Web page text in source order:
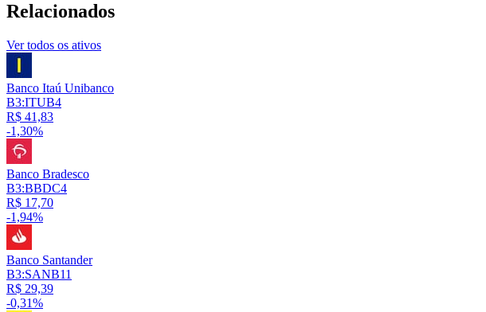
Relacionados
Ver todos os ativos
Banco Itaú Unibanco
B3:ITUB4
R$ 41,83
-1,30%
Banco Bradesco
B3:BBDC4
R$ 17,70
-1,94%
Banco Santander
B3:SANB11
R$ 29,39
-0,31%